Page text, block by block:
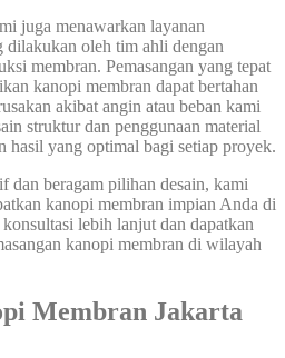
juga menawarkan layanan
dilakukan oleh tim ahli dengan
membran. Pemasangan yang tepat
kanopi membran dapat bertahan
akibat angin atau beban kami
struktur dan penggunaan material
hasil yang optimal bagi setiap proyek.
dan beragam pilihan desain, kami
kanopi membran impian Anda di
lebih lanjut dan dapatkan
kanopi membran di wilayah
Membran Jakarta